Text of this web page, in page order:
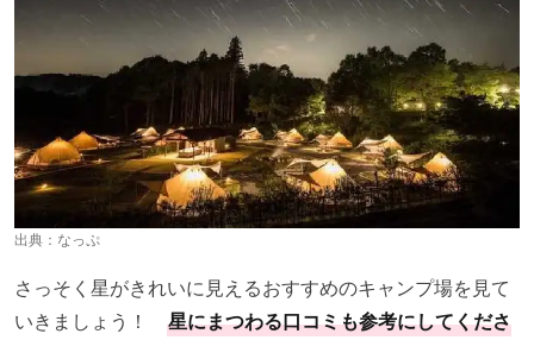
出典： なっぷ
さっそく星がきれいに見えるおすすめのキャンプ場を見て
いきましょう！ 星にまつわる口コミも参考にしてくださ